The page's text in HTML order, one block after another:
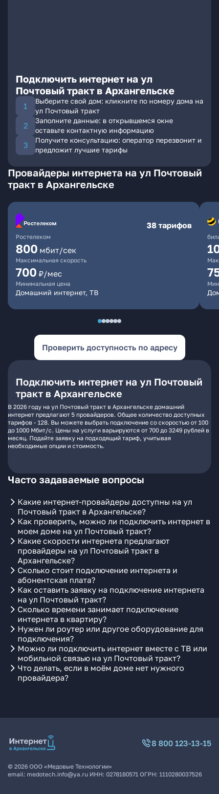
Подключить интернет на ул
Почтовый тракт в Архангельске
Выберите свой дом: кликните по номеру дома на
ул Почтовый тракт
Заполните данные: в открывшемся окне
оставьте контактную информацию
Получите консультацию: оператор перезвонит и
предложит лучшие тарифы
Провайдеры интернета на ул Почтовый
тракт в Архангельске
Ростелеком
38 тарифов
800 мбит/сек
Максимальная скорость
700 ₽/мес
Минимальная цена
Домашний интернет, ТВ
Проверить доступность по адресу
Подключить интернет на ул Почтовый
тракт в Архангельске
В 2026 году на ул Почтовый тракт в Архангельске домашний
интернет предлагают 5 провайдеров. Общее количество доступных
тарифов - 128. Вы можете выбрать подключение со скоростью от 100
до 1000 Мбит/с. Цены на услуги варьируются от 700 до 3249 рублей в
месяц. Подайте заявку на подходящий тариф, учитывая
необходимые опции и стоимость.
Часто задаваемые вопросы
Какие интернет-провайдеры доступны на ул
Почтовый тракт в Архангельске?
Как проверить, можно ли подключить интернет в
моем доме на ул Почтовый тракт?
Какие скорости интернета предлагают
провайдеры на ул Почтовый тракт в
Архангельске?
Сколько стоит подключение интернета и
абонентская плата?
Как оставить заявку на подключение интернета
на ул Почтовый тракт?
Сколько времени занимает подключение
интернета в квартиру?
Нужен ли роутер или другое оборудование для
подключения?
Можно ли подключить интернет вместе с ТВ или
мобильной связью на ул Почтовый тракт?
Что делать, если в моём доме нет нужного
провайдера?
8 800 123-13-15
© 2026 ООО «Медовые Технологии»
email: medotech.info@ya.ru ИНН: 0278180571 ОГРН: 1110280037526